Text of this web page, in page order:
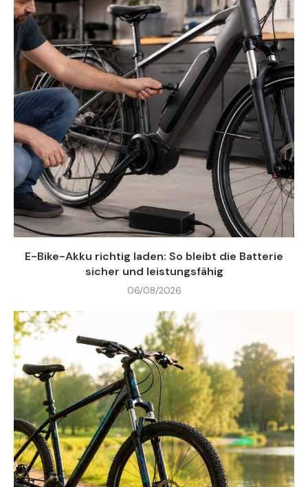
E-Bike-Akku richtig laden: So bleibt die Batterie
sicher und leistungsfähig
06/08/2026